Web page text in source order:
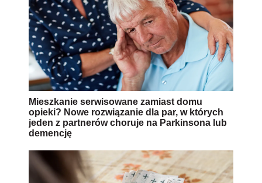
Mieszkanie serwisowane zamiast domu
opieki? Nowe rozwiązanie dla par, w których
jeden z partnerów choruje na Parkinsona lub
demencję